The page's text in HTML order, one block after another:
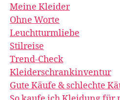
Meine Kleider
Ohne Worte
Leuchtturmliebe
Stilreise
Trend-Check
Kleiderschrankinventur
Gute Käufe & schlechte